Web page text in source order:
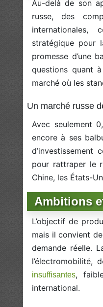
Au-delà de son
russe, des
internationales,
stratégique pour
promesse d’une
questions quant
marché où les
Un marché russe
Avec seulement
encore à ses
pour rattraper le
Chine, les États-
Ambitions
L’objectif de
mais il convient
demande réelle.
insuffisantes,
international.